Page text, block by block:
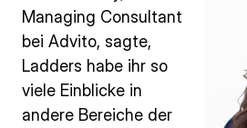
Managing Consultant
bei Advito, sagte,
Ladders habe ihr so
viele Einblicke in
andere Bereiche der